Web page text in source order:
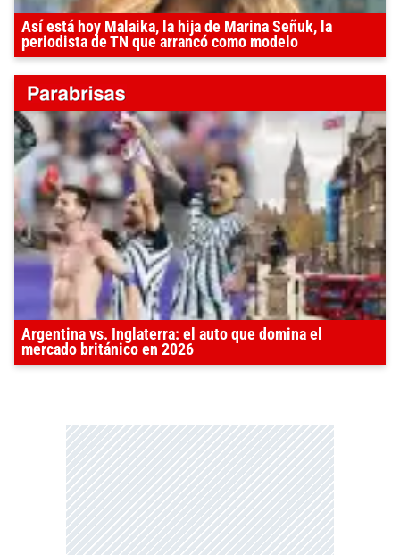
Así está hoy Malaika, la hija de Marina Señuk, la
periodista de TN que arrancó como modelo
Argentina vs. Inglaterra: el auto que domina el
mercado británico en 2026